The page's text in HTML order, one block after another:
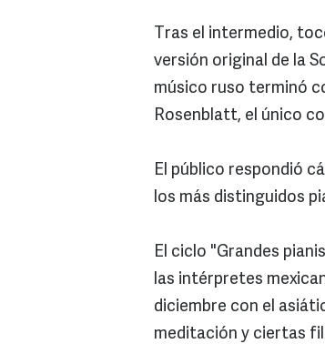
Tras el intermedio,
versión original de la
músico ruso terminó
Rosenblatt, el único
El público respondió
los más distinguidos
El ciclo "Grandes
las intérpretes
diciembre con el
meditación y ciertas